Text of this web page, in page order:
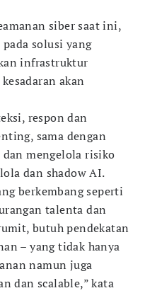
siber saat ini,
solusi yang
infrastruktur
akan
respon dan
sama dengan
mengelola risiko
dan shadow AI.
berkembang seperti
talenta dan
butuh pendekatan
– yang tidak hanya
namun juga
dan scalable,” kata